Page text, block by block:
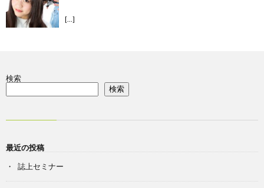
[…]
検索
検索
最近の投稿
誌上セミナー